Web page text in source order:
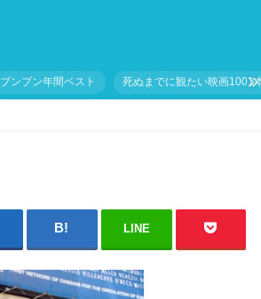
ブンブン年間ベスト 死ぬまでに観たい映画1001
LINE